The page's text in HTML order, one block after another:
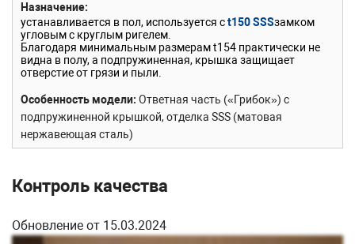
Назначение
устанавливается в пол, используется сt150 SSSзамком
угловым с круглым ригелем.
Благодаря минимальным размерам t154 практически не
видна в полу, а подпружиненная, крышка защищает
отверстие от грязи и пыли.
Особенность модели Ответная часть («Грибок») с
подпружиненной крышкой, отделка SSS (матовая
нержавеющая сталь)
инструкциям на чертеже, просверлите отверстие под
Контроль качества
Обновление от 15.03.2024